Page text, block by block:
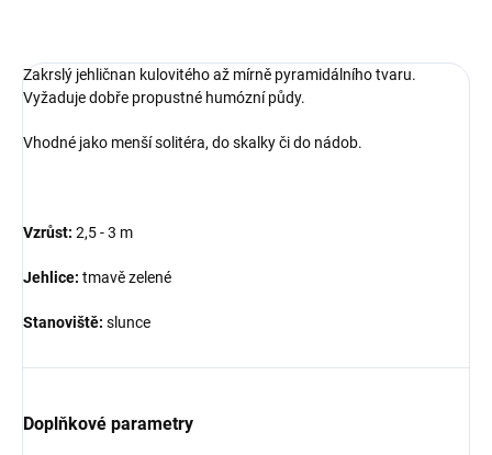
Zakrslý jehličnan kulovitého až mírně pyramidálního tvaru.
Vyžaduje dobře propustné humózní půdy.
Vhodné jako menší solitéra, do skalky či do nádob.
Vzrůst: 2,5 - 3 m
Jehlice: tmavě zelené
Stanoviště: slunce
Doplňkové parametry